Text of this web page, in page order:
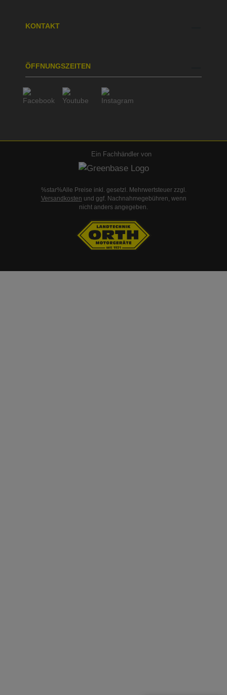
KONTAKT
ÖFFNUNGSZEITEN
Ein Fachhändler von
%star%Alle Preise inkl. gesetzl. Mehrwertsteuer zzgl.
Versandkosten und ggf. Nachnahmegebühren, wenn
nicht anders angegeben.